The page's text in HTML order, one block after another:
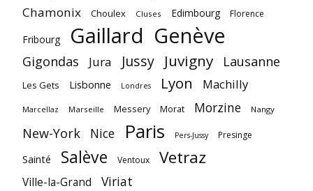
Chamonix Choulex Cluses Edimbourg Florence
Fribourg Gaillard Genève
Gigondas Jura Jussy Juvigny Lausanne
Les Gets Lisbonne Londres Lyon Machilly
Marcellaz Marseille Messery Morat Morzine Nangy
New-York Nice Paris Pers-Jussy Presinge
Sainté Salève Ventoux Vetraz
Ville-la-Grand Viriat